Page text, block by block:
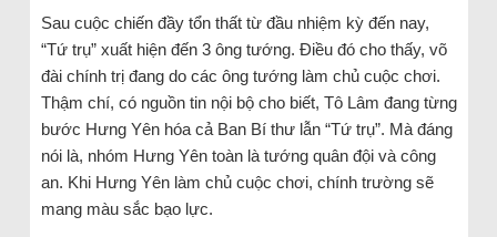
Sau cuộc chiến đầy tổn thất từ đầu nhiệm kỳ đến nay,
“Tứ trụ” xuất hiện đến 3 ông tướng. Điều đó cho thấy, võ
đài chính trị đang do các ông tướng làm chủ cuộc chơi.
Thậm chí, có nguồn tin nội bộ cho biết, Tô Lâm đang từng
bước Hưng Yên hóa cả Ban Bí thư lẫn “Tứ trụ”. Mà đáng
nói là, nhóm Hưng Yên toàn là tướng quân đội và công
an. Khi Hưng Yên làm chủ cuộc chơi, chính trường sẽ
mang màu sắc bạo lực.